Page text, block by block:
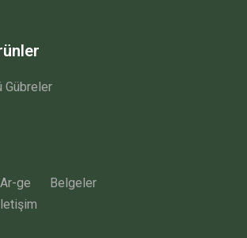
Gübreler
Ar-ge
Belgeler